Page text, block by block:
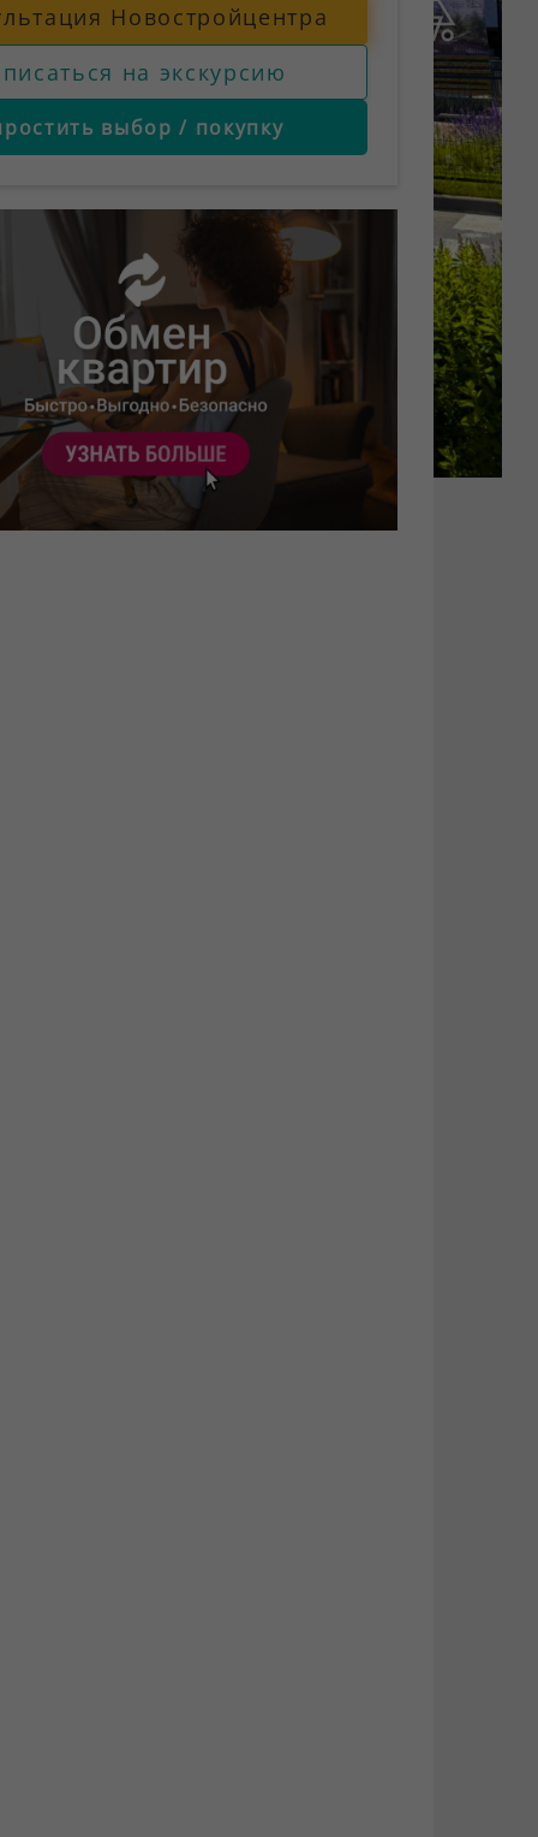
Новостройцентра
на экскурсию
выбор / покупку